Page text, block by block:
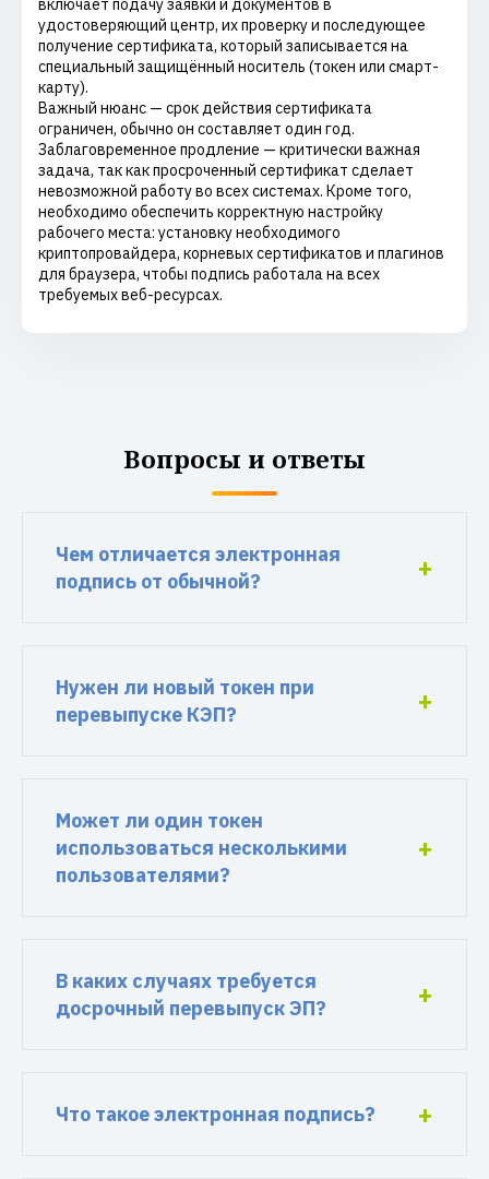
включает подачу заявки и документов в
удостоверяющий центр, их проверку и последующее
получение сертификата, который записывается на
специальный защищённый носитель (токен или смарт-
карту).
Важный нюанс — срок действия сертификата
ограничен, обычно он составляет один год.
Заблаговременное продление — критически важная
задача, так как просроченный сертификат сделает
невозможной работу во всех системах. Кроме того,
необходимо обеспечить корректную настройку
рабочего места: установку необходимого
криптопровайдера, корневых сертификатов и плагинов
для браузера, чтобы подпись работала на всех
требуемых веб-ресурсах.
Вопросы и ответы
Чем отличается электронная
подпись от обычной?
Нужен ли новый токен при
перевыпуске КЭП?
Может ли один токен
использоваться несколькими
пользователями?
В каких случаях требуется
досрочный перевыпуск ЭП?
Что такое электронная подпись?